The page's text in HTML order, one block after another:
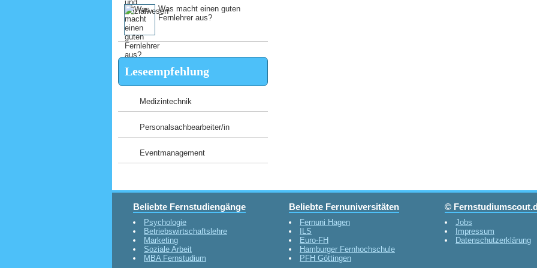
Was macht einen guten
Fernlehrer aus?
Leseempfehlung
Medizintechnik
Personalsachbearbeiter/in
Eventmanagement
Beliebte Fernstudiengänge
Psychologie
Betriebswirtschaftslehre
Marketing
Soziale Arbeit
MBA Fernstudium
Beliebte Fernuniversitäten
Fernuni Hagen
ILS
Euro-FH
Hamburger Fernhochschule
PFH Göttingen
©
Jobs
Impressum
Datenschutzerklärung